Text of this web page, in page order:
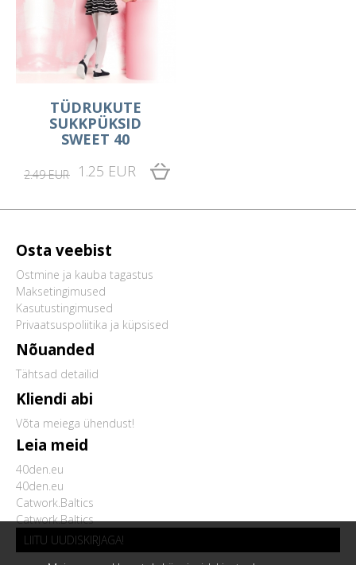
TÜDRUKUTE
SUKKPÜKSID
SWEET 40
2.49 EUR 1.25 EUR
Osta veebist
Ostmine ja kauba tagastus
Maksetingimused
Kasutustingimused
Privaatsuspoliitika ja küpsised
Nõuanded
Tähtsad detailid
Kliendi abi
Võta meiega ühendust!
Leia meid
40den.eu
40den.eu
Catwork.Baltics
Catwork.Baltics
LIITU UUDISKIRJAGA!